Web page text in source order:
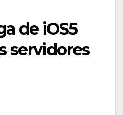
de iOS5
servidores